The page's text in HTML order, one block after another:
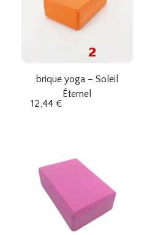
brique yoga – Soleil
Éternel
12,44 €